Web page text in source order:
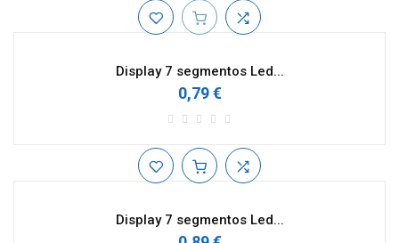
Display 7 segmentos Led...
0,79 €
Display 7 segmentos Led...